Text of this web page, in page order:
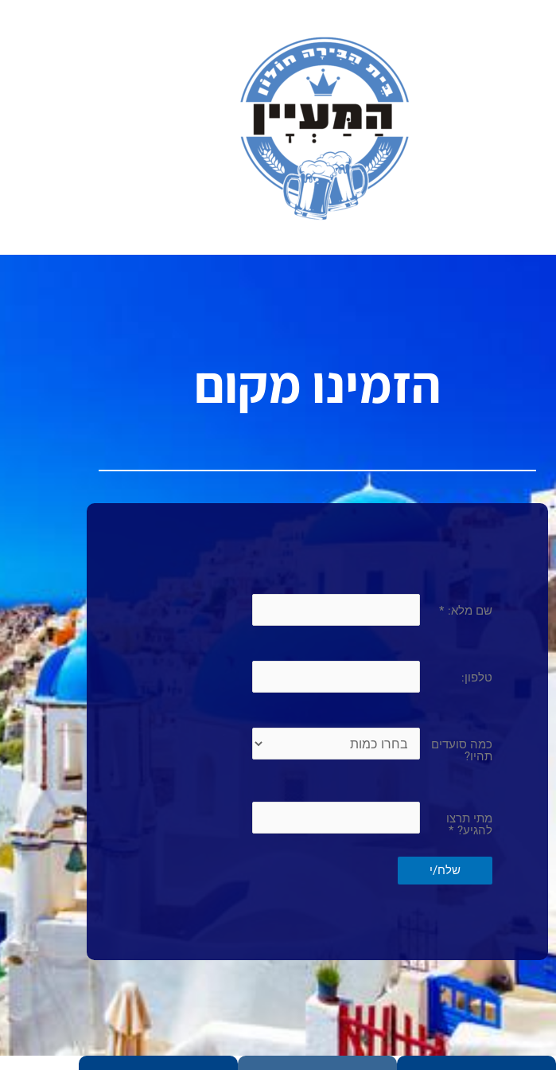
הזמינו מקום
שם מלא: *
טלפון:
כמה סועדים
תהיו?
מתי תרצו
להגיע? *
שלח/י